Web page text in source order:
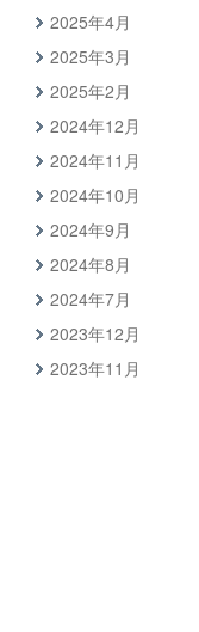
2025年4月
2025年3月
2025年2月
2024年12月
2024年11月
2024年10月
2024年9月
2024年8月
2024年7月
2023年12月
2023年11月